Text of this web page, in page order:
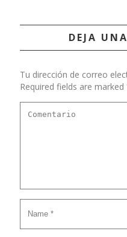
DEJA
Tu dirección de correo
Required fields are marked